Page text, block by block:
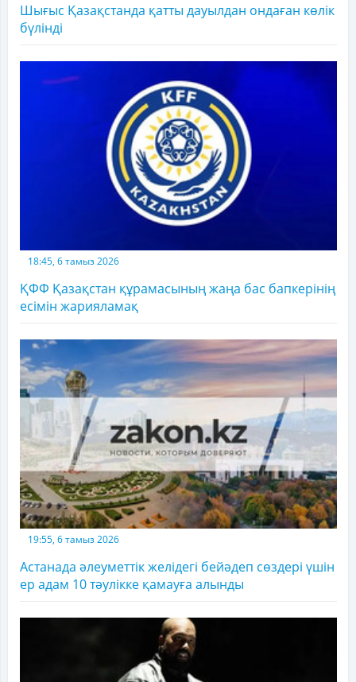
Шығыс Қазақстанда қатты дауылдан ондаған көлік
бүлінді
18:45, 6 тамыз 2026
ҚФФ Қазақстан құрамасының жаңа бас бапкерінің
есімін жарияламақ
19:55, 6 тамыз 2026
Астанада әлеуметтік желідегі бейәдеп сөздері үшін
ер адам 10 тәулікке қамауға алынды